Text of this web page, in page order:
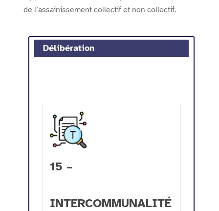
de l’assainissement collectif et non collectif.
Délibération
15 –
INTERCOMMUNALITÉ